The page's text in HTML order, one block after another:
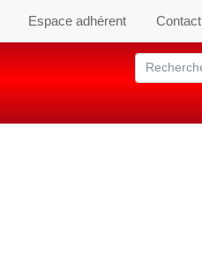
Espace adhérent Contact